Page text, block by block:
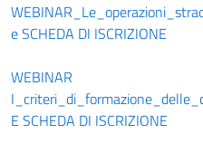
e SCHEDA DI ISCRIZIONE
WEBINAR
E SCHEDA DI ISCRIZIONE